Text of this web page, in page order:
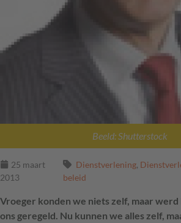
Beeld: Shutterstock
25 maart
2013
Dienstverlening,
beleid
Vroeger konden we niets zelf, maar werd
ons geregeld. Nu kunnen we alles zelf,